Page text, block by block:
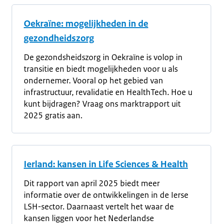
Oekraïne: mogelijkheden in de
gezondheidszorg
De gezondsheidszorg in Oekraïne is volop in
transitie en biedt mogelijkheden voor u als
ondernemer. Vooral op het gebied van
infrastructuur, revalidatie en HealthTech. Hoe u
kunt bijdragen? Vraag ons marktrapport uit
2025 gratis aan.
Ierland: kansen in Life Sciences & Health
Dit rapport van april 2025 biedt meer
informatie over de ontwikkelingen in de Ierse
LSH-sector. Daarnaast vertelt het waar de
kansen liggen voor het Nederlandse